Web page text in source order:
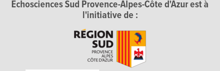
Echosciences Sud Provence-Alpes-Côte d'Azur est à
l'initiative de :